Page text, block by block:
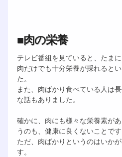
■肉の栄養
テレビ番組を見ていると、たま
肉だけでも十分栄養が採れると
た。
また、肉ばかり食べている人は
な話もありました。
確かに、肉にも様々な栄養素が
うのも、健康に良くないことです
ただ、肉ばかりというのはいか
す。